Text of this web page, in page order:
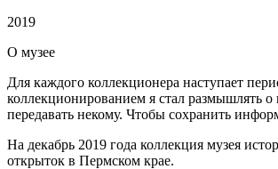
2019
О музее
Для каждого коллекционера наступает
коллекционированием я стал размышлять
передавать некому. Чтобы сохранить
На декабрь 2019 года коллекция музея
открыток в Пермском крае.